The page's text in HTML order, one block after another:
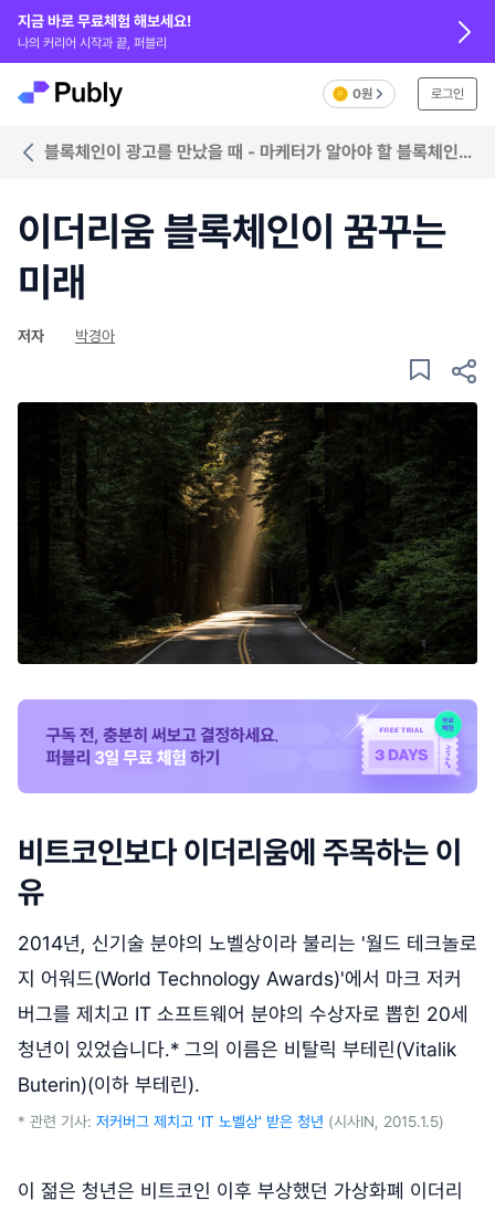
지금 바로 무료체험 해보세요!
나의 커리어 시작과 끝, 퍼블리
0원 로그인
블록체인이 광고를 만났을 때 - 마케터가 알아야 할 블록체인
이더리움 블록체인이 꿈꾸는
미래
저자 박경아
비트코인보다 이더리움에 주목하는 이
유
2014년, 신기술 분야의 노벨상이라 불리는 '월드 테크놀로
지 어워드(World Technology Awards)'에서 마크 저커
버그를 제치고 IT 소프트웨어 분야의 수상자로 뽑힌 20세
청년이 있었습니다.* 그의 이름은 비탈릭 부테린(Vitalik
Buterin)(이하 부테린).
* 관련 기사: 저커버그 제치고 'IT 노벨상' 받은 청년 (시사IN, 2015.1.5)
이 젊은 청년은 비트코인 이후 부상했던 가상화폐 이더리